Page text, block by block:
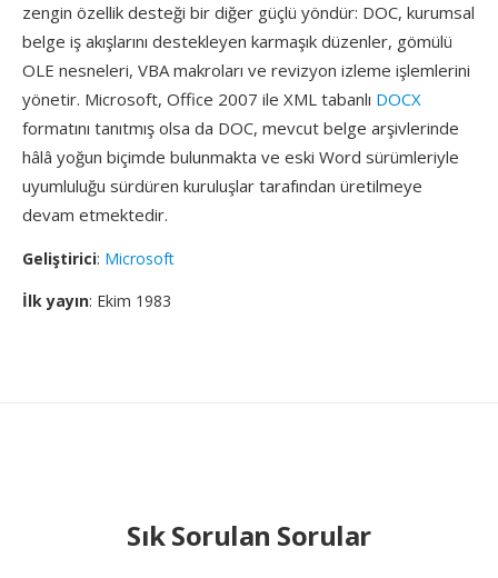
zengin özellik desteği bir diğer güçlü yöndür: DOC, kurumsal
belge iş akışlarını destekleyen karmaşık düzenler, gömülü
OLE nesneleri, VBA makroları ve revizyon izleme işlemlerini
yönetir. Microsoft, Office 2007 ile XML tabanlı DOCX
formatını tanıtmış olsa da DOC, mevcut belge arşivlerinde
hâlâ yoğun biçimde bulunmakta ve eski Word sürümleriyle
uyumluluğu sürdüren kuruluşlar tarafından üretilmeye
devam etmektedir.
Geliştirici: Microsoft
İlk yayın: Ekim 1983
Sık Sorulan Sorular